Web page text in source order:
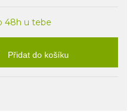
48h u tebe
Přidat do košíku